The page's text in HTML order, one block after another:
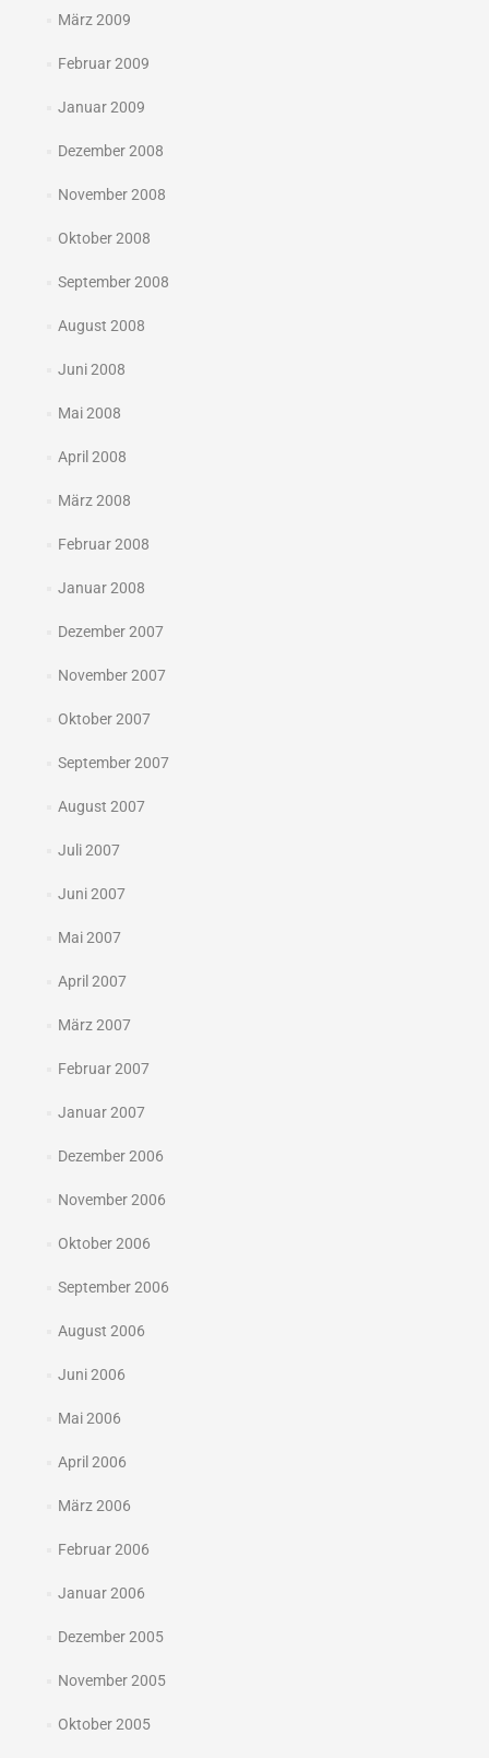
März 2009
Februar 2009
Januar 2009
Dezember 2008
November 2008
Oktober 2008
September 2008
August 2008
Juni 2008
Mai 2008
April 2008
März 2008
Februar 2008
Januar 2008
Dezember 2007
November 2007
Oktober 2007
September 2007
August 2007
Juli 2007
Juni 2007
Mai 2007
April 2007
März 2007
Februar 2007
Januar 2007
Dezember 2006
November 2006
Oktober 2006
September 2006
August 2006
Juni 2006
Mai 2006
April 2006
März 2006
Februar 2006
Januar 2006
Dezember 2005
November 2005
Oktober 2005